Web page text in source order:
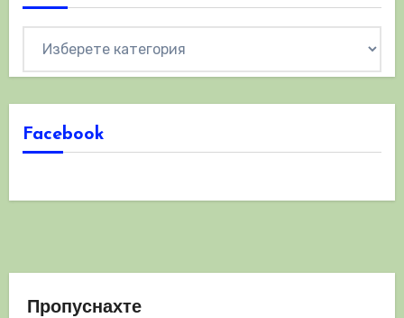
Facebook
Пропуснахте